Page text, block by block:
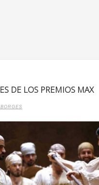
DE LOS PREMIOS MAX